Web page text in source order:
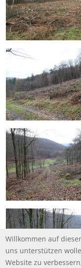
Willkommen auf
uns unterstützen
Website zu